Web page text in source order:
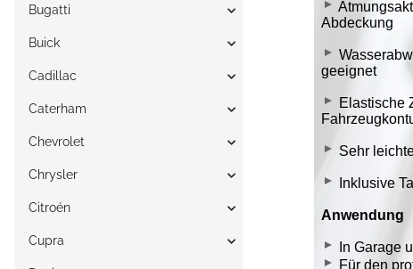
Bugatti
Buick
Cadillac
Caterham
Chevrolet
Chrysler
Citroén
Cupra